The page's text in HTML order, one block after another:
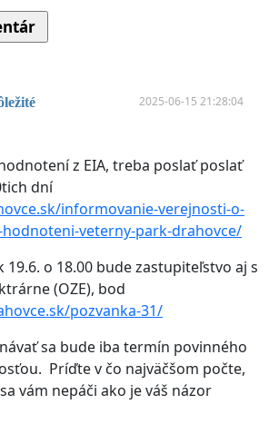
2025-06-15 21:28:04
z EIA, treba poslať poslať
dní
informovanie-verejnosti-o-
veterny-park-drahovce/
o 18.00 bude zastupiteľstvo aj s
(OZE), bod
pozvanka-31/
sa bude iba termín povinného
Príďte v čo najväčšom počte,
vám nepáči ako je váš názor